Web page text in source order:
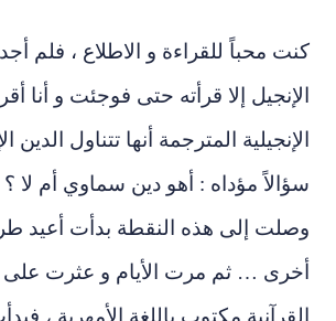
كنت محباً للقراءة و الاطلاع ، فلم
الإنجيل إلا قرأته حتى فوجئت و أنا
الإنجيلية المترجمة أنها تتناول
سؤالاً مؤداه : أهو دين سماوي أم لا
وصلت إلى هذه النقطة بدأت أعيد
أخرى … ثم مرت الأيام و عثرت على
القرآنية مكتوب باللغة الأمهرية ،